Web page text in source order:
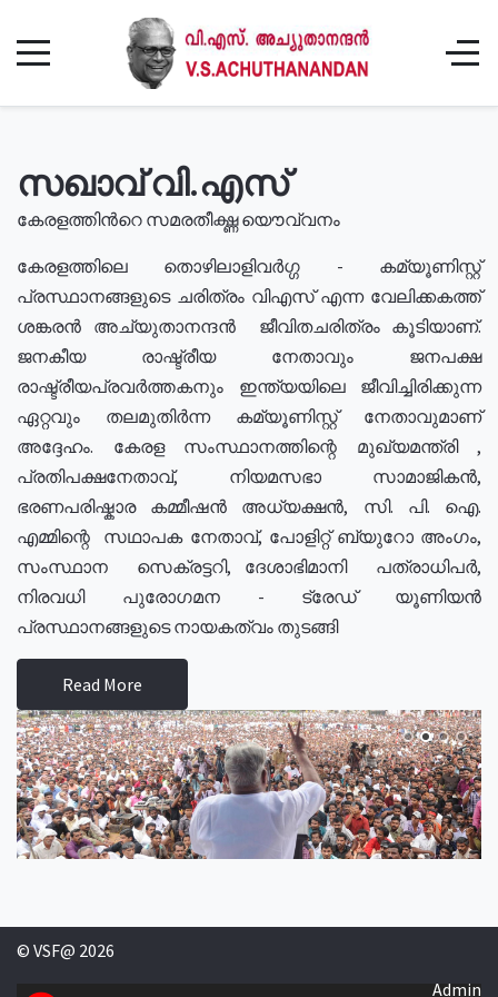
സഖാവ് വി.എസ്
കേരളത്തിൻറെ സമരതീക്ഷ്ണ യൌവ്വനം
കേരളത്തിലെ തൊഴിലാളിവർഗ്ഗ - കമ്യൂണിസ്റ്റ്
പ്രസ്ഥാനങ്ങളുടെ ചരിത്രം വിഎസ് എന്ന വേലിക്കകത്ത്
ശങ്കരൻ അച്യുതാനന്ദൻ ജീവിതചരിത്രം കൂടിയാണ്.
ജനകീയ രാഷ്ട്രീയ നേതാവും ജനപക്ഷ
രാഷ്ട്രീയപ്രവർത്തകനും ഇന്ത്യയിലെ ജീവിച്ചിരിക്കുന്ന
ഏറ്റവും തലമുതിർന്ന കമ്യൂണിസ്റ്റ് നേതാവുമാണ്
അദ്ദേഹം. കേരള സംസ്ഥാനത്തിന്റെ മുഖ്യമന്ത്രി ,
പ്രതിപക്ഷനേതാവ്, നിയമസഭാ സാമാജികൻ,
ഭരണപരിഷ്കാര കമ്മീഷൻ അധ്യക്ഷൻ, സി. പി. ഐ.
എമ്മിന്റെ സഥാപക നേതാവ്, പോളിറ്റ് ബ്യുറോ അംഗം,
സംസ്ഥാന സെക്രട്ടറി, ദേശാഭിമാനി പത്രാധിപർ,
നിരവധി പുരോഗമന - ട്രേഡ് യൂണിയൻ
പ്രസ്ഥാനങ്ങളുടെ നായകത്വം തുടങ്ങി
Read More
© VSF@ 2026
Admin